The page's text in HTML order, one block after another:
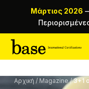
Μάρτιος 2026
Αρχική / Magazine/3+1